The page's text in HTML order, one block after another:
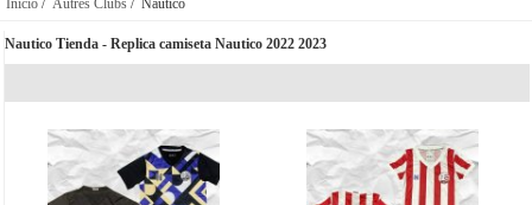
Inicio / Autres Clubs / Nautico
Nautico Tienda - Replica camiseta Nautico 2022 2023